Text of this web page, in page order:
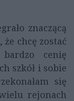
znaczącą
chcę zostać
cenię
szkół i sobie
się
rejonach